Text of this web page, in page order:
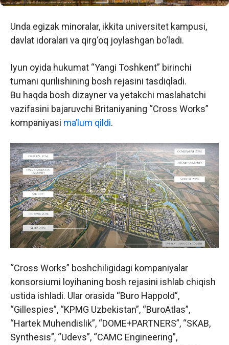
Unda egizak minoralar, ikkita universitet kampusi,
davlat idoralari va qirg‘oq joylashgan bo‘ladi.
Iyun oyida hukumat “Yangi Toshkent” birinchi
tumani qurilishining bosh rejasini tasdiqladi.
Bu haqda bosh dizayner va yetakchi maslahatchi
vazifasini bajaruvchi Britaniyaning “Cross Works”
kompaniyasi ma’lum qildi.
“Cross Works” boshchiligidagi kompaniyalar
konsorsiumi loyihaning bosh rejasini ishlab chiqish
ustida ishladi. Ular orasida “Buro Happold”,
“Gillespies”, “KPMG Uzbekistan”, “BuroAtlas”,
“Hartek Muhendislik”, “DOME+PARTNERS”, “SKAB,
Synthesis”, “Udevs”, “CAMC Engineering”,